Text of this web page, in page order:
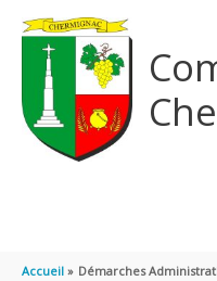
Accueil Démarches